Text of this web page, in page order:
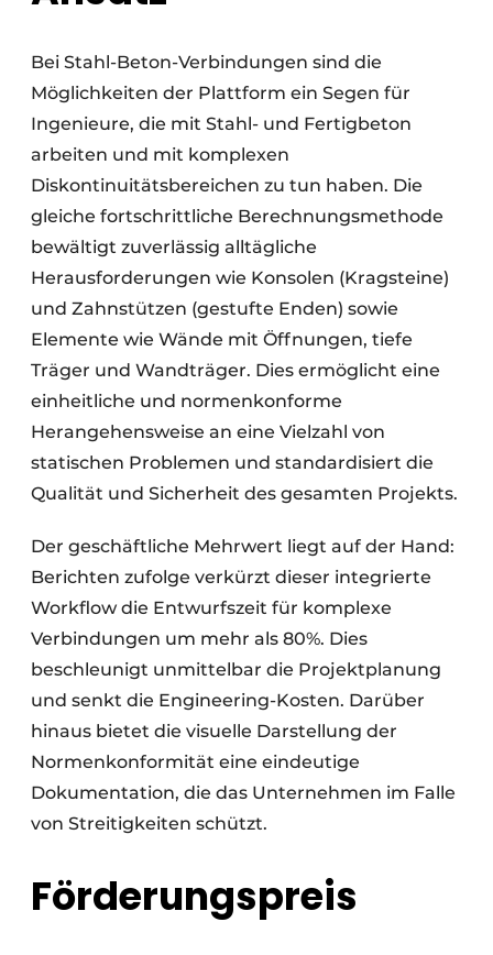
Bei Stahl-Beton-Verbindungen sind die
Möglichkeiten der Plattform ein Segen für
Ingenieure, die mit Stahl- und Fertigbeton
arbeiten und mit komplexen
Diskontinuitätsbereichen zu tun haben. Die
gleiche fortschrittliche Berechnungsmethode
bewältigt zuverlässig alltägliche
Herausforderungen wie Konsolen (Kragsteine)
und Zahnstützen (gestufte Enden) sowie
Elemente wie Wände mit Öffnungen, tiefe
Träger und Wandträger. Dies ermöglicht eine
einheitliche und normenkonforme
Herangehensweise an eine Vielzahl von
statischen Problemen und standardisiert die
Qualität und Sicherheit des gesamten Projekts.
Der geschäftliche Mehrwert liegt auf der Hand:
Berichten zufolge verkürzt dieser integrierte
Workflow die Entwurfszeit für komplexe
Verbindungen um mehr als 80%. Dies
beschleunigt unmittelbar die Projektplanung
und senkt die Engineering-Kosten. Darüber
hinaus bietet die visuelle Darstellung der
Normenkonformität eine eindeutige
Dokumentation, die das Unternehmen im Falle
von Streitigkeiten schützt.
Förderungspreis